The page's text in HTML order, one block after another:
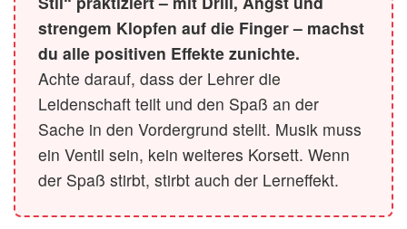
strengem Klopfen auf die Finger – machst
du alle positiven Effekte zunichte.
Achte darauf, dass der Lehrer die
Leidenschaft teilt und den Spaß an der
Sache in den Vordergrund stellt. Musik muss
ein Ventil sein, kein weiteres Korsett. Wenn
der Spaß stirbt, stirbt auch der Lerneffekt.